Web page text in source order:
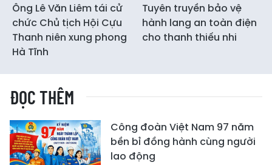
Ông Lê Văn Liêm tái cử
chức Chủ tịch Hội Cựu
Thanh niên xung phong
Hà Tĩnh
Tuyên truyền bảo vệ
hành lang an toàn điện
cho thanh thiếu nhi
ĐỌC THÊM
Công đoàn Việt Nam 97 năm
bền bỉ đồng hành cùng người
lao động